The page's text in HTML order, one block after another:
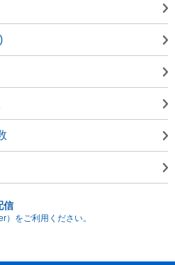
信
）をご利用ください。